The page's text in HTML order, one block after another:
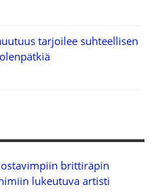
tarjoilee suhteellisen
brittiräpin
lukeutuva artisti